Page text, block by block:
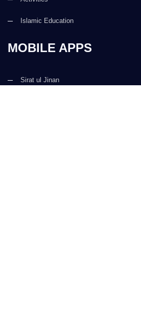
Islamic Education
MOBILE APPS
Sirat ul Jinan